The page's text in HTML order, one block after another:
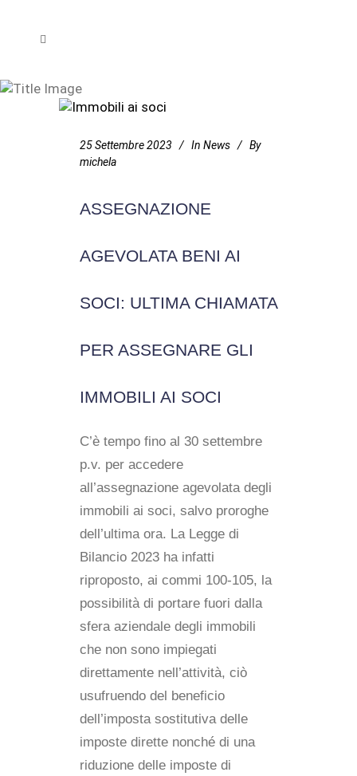
25 Settembre 2023 In News
By
michela
ASSEGNAZIONE
AGEVOLATA BENI AI
SOCI: ULTIMA CHIAMATA
PER ASSEGNARE GLI
IMMOBILI AI SOCI
C’è tempo fino al 30 settembre
p.v. per accedere
all’assegnazione agevolata degli
immobili ai soci, salvo proroghe
dell’ultima ora. La Legge di
Bilancio 2023 ha infatti
riproposto, ai commi 100-105, la
possibilità di portare fuori dalla
sfera aziendale degli immobili
che non sono impiegati
direttamente nell’attività, ciò
usufruendo del beneficio
dell’imposta sostitutiva delle
imposte dirette nonché di una
riduzione delle imposte di